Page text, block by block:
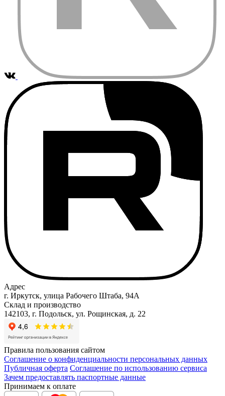
Адрес
г. Иркутск, улица Рабочего Штаба, 94А
Склад и производство
142103, г. Подольск, ул. Рощинская, д. 22
Правила пользования сайтом
Соглашение о конфиденциальности персональных данных
Публичная оферта Соглашение по использованию сервиса
Зачем предоставлять паспортные данные
Принимаем к оплате